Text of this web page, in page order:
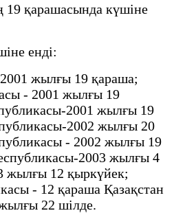
қарашасында күшіне
енді:
жылғы 19 қараша;
- 2001 жылғы 19
2001 жылғы 19
2002 жылғы 20
- 2002 жылғы 19
2003 жылғы 4
жылғы 12 қыркүйек;
- 12 қараша Қазақстан
22 шілде.